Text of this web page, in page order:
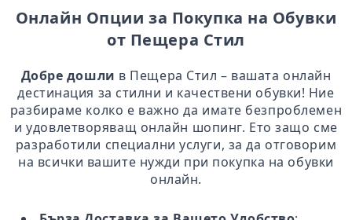
Онлайн Опции за Покупка на Обувки
от Пещера Стил
Добре дошли в Пещера Стил – вашата онлайн
дестинация за стилни и качествени обувки! Ние
разбираме колко е важно да имате безпроблемен
и удовлетворяващ онлайн шопинг. Ето защо сме
разработили специални услуги, за да отговорим
на всички вашите нужди при покупка на обувки
онлайн.